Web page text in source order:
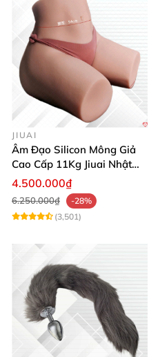
JIUAI
Âm Đạo Silicon Mông Giả
Cao Cấp 11Kg Jiuai Nhật
Bản Thật Như
4.500.000₫
6.250.000₫
-28%
(3,501)